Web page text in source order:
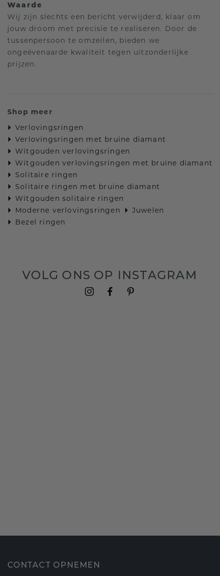
Waarde
Wij zijn slechts een bericht verwijderd, klaar om
jouw droom met precisie te realiseren. Door de
tussenpersoon te omzeilen, bieden we
ongeëvenaarde kwaliteit tegen uitzonderlijke
prijzen.
Shop meer
Verlovingsringen
Verlovingsringen met bruine diamant
Witgouden verlovingsringen
Witgouden verlovingsringen met bruine diamant
Solitaire ringen
Solitaire ringen met bruine diamant
Witgouden solitaire ringen
Moderne verlovingsringen
Juwelen
Bezel ringen
VOLG ONS OP INSTAGRAM
CONTACT OPNEMEN